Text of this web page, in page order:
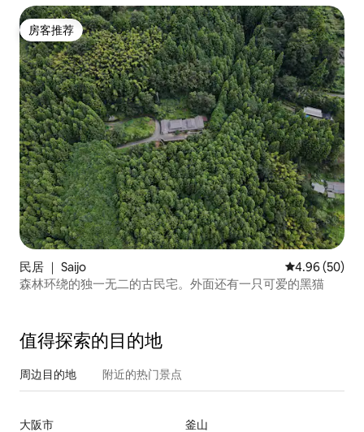
房客推荐
房客推荐
民居 ｜ Saijo 平均评分 4.96
4.96 (50)
森林环绕的独一无二的古民宅。外面还有一只可爱的黑猫
值得探索的目的地
周边目的地 附近的热门景点
大阪市 釜山